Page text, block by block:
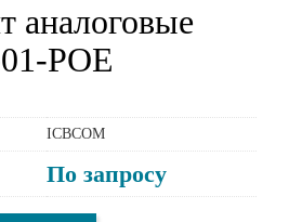
аналоговые
POE
ICBCOM
По запросу